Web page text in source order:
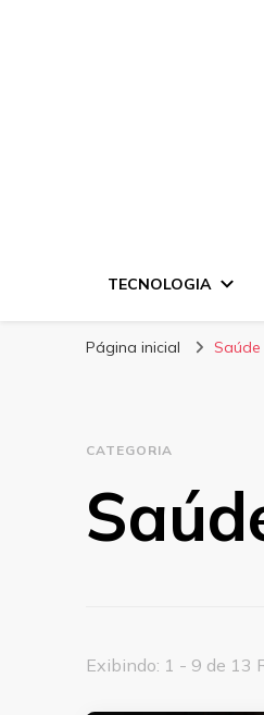
TECNOLOGIA
Página inicial Saúde
CATEGORIA
Exibindo: 1 - 9 de 13